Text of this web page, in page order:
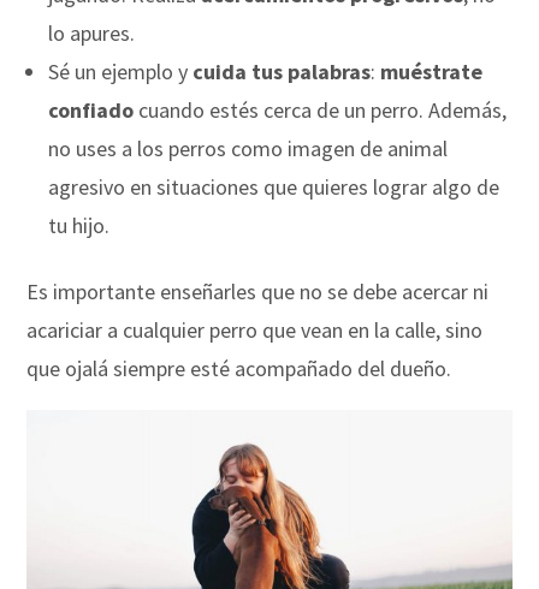
lo apures.
Sé un ejemplo y cuida tus palabras: muéstrate
confiado cuando estés cerca de un perro. Además,
no uses a los perros como imagen de animal
agresivo en situaciones que quieres lograr algo de
tu hijo.
Es importante enseñarles que no se debe acercar ni
acariciar a cualquier perro que vean en la calle, sino
que ojalá siempre esté acompañado del dueño.